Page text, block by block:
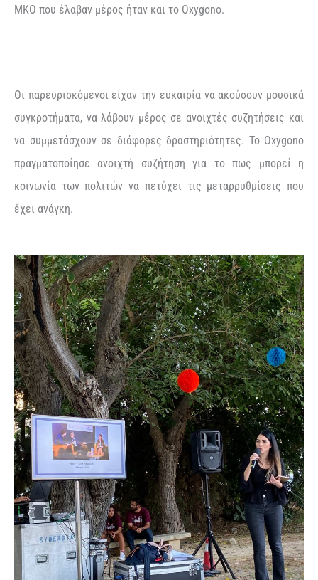
ΜΚΟ που έλαβαν μέρος ήταν και το Oxygono.
Οι παρευρισκόμενοι είχαν την ευκαιρία να ακούσουν μουσικά
συγκροτήματα, να λάβουν μέρος σε ανοιχτές συζητήσεις και
να συμμετάσχουν σε διάφορες δραστηριότητες. Το Oxygono
πραγματοποίησε ανοιχτή συζήτηση για το πως μπορεί η
κοινωνία των πολιτών να πετύχει τις μεταρρυθμίσεις που
έχει ανάγκη.